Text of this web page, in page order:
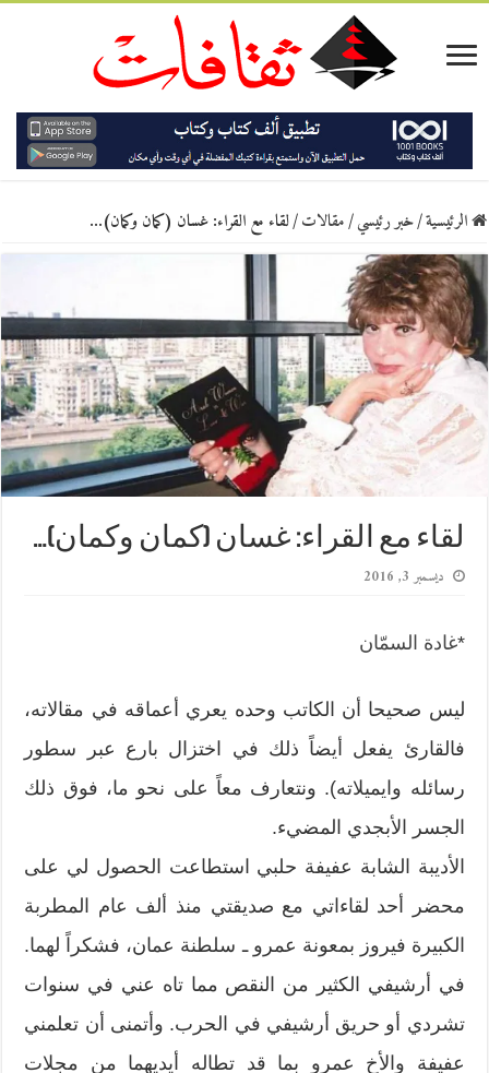
الرئيسية/خبر رئيسي/مقالات/لقاء مع القراء: غسان (كمان وكمان)…
لقاء مع القراء: غسان (كمان وكمان)…
ديسمبر 3, 2016
*غادة السمّان
ليس صحيحا أن الكاتب وحده يعري أعماقه في مقالاته،
فالقارئ يفعل أيضاً ذلك في اختزال بارع عبر سطور
رسائله وايميلاته). ونتعارف معاً على نحو ما، فوق ذلك
الجسر الأبجدي المضيء.
الأديبة الشابة عفيفة حلبي استطاعت الحصول لي على
محضر أحد لقاءاتي مع صديقتي منذ ألف عام المطربة
الكبيرة فيروز بمعونة عمرو ـ سلطنة عمان، فشكراً لهما.
في أرشيفي الكثير من النقص مما تاه عني في سنوات
تشردي أو حريق أرشيفي في الحرب. وأتمنى أن تعلمني
عفيفة والأخ عمرو بما قد تطاله أيديهما من مجلات